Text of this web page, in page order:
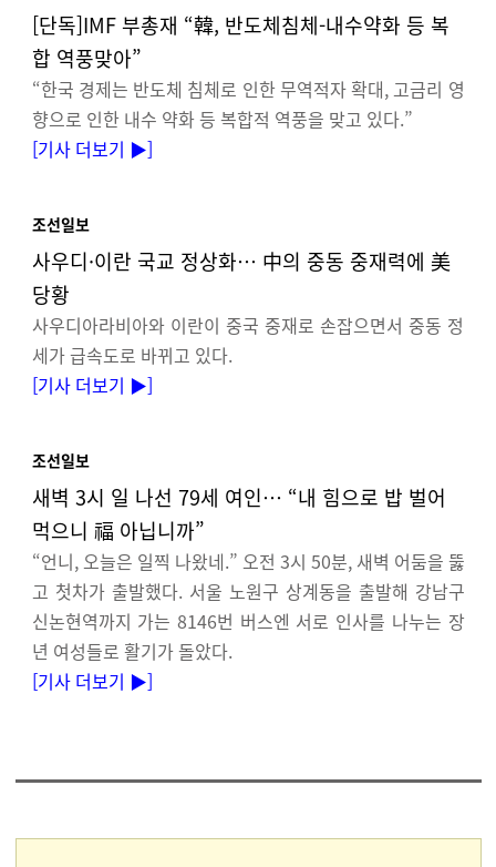
[단독]IMF 부총재 “韓, 반도체침체-내수약화 등 복
합 역풍맞아”
“한국 경제는 반도체 침체로 인한 무역적자 확대, 고금리 영
향으로 인한 내수 약화 등 복합적 역풍을 맞고 있다.”
[기사 더보기 ▶]
조선일보
사우디·이란 국교 정상화… 中의 중동 중재력에 美
당황
사우디아라비아와 이란이 중국 중재로 손잡으면서 중동 정
세가 급속도로 바뀌고 있다.
[기사 더보기 ▶]
조선일보
새벽 3시 일 나선 79세 여인… “내 힘으로 밥 벌어
먹으니 福 아닙니까”
“언니, 오늘은 일찍 나왔네.” 오전 3시 50분, 새벽 어둠을 뚫
고 첫차가 출발했다. 서울 노원구 상계동을 출발해 강남구
신논현역까지 가는 8146번 버스엔 서로 인사를 나누는 장
년 여성들로 활기가 돌았다.
[기사 더보기 ▶]